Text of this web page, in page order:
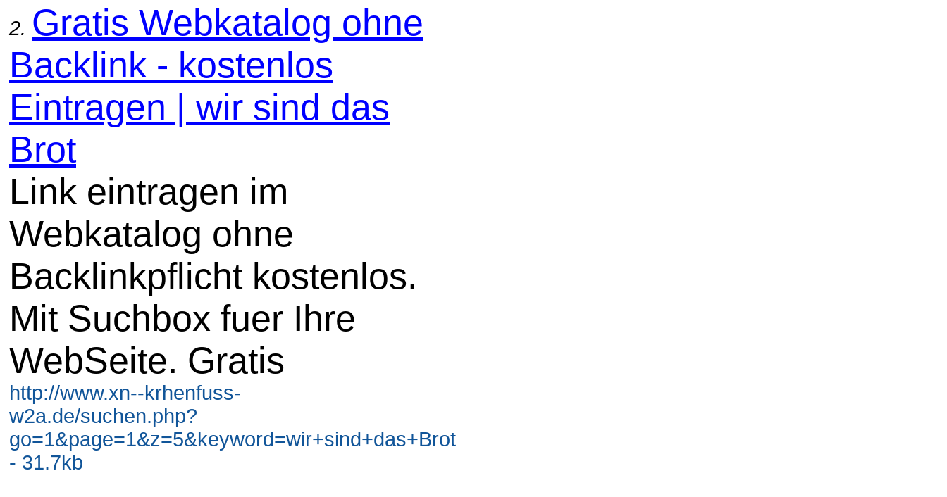
2. Gratis Webkatalog ohne
Backlink - kostenlos
Eintragen | wir sind das
Brot
Link eintragen im
Webkatalog ohne
Backlinkpflicht kostenlos.
Mit Suchbox fuer Ihre
WebSeite. Gratis
http://www.xn--krhenfuss-
w2a.de/suchen.php?
go=1&page=1&z=5&keyword=wir+sind+das+Brot
- 31.7kb